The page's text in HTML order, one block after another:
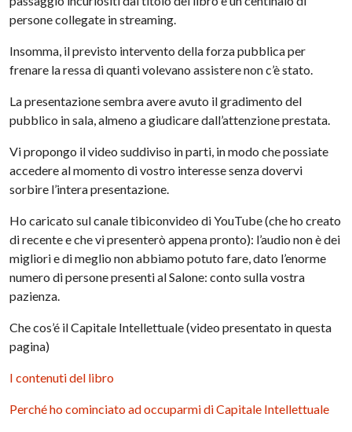
persone collegate in streaming.
Insomma, il previsto intervento della forza pubblica per
frenare la ressa di quanti volevano assistere non c’è stato.
La presentazione sembra avere avuto il gradimento del
pubblico in sala, almeno a giudicare dall’attenzione prestata.
Vi propongo il video suddiviso in parti, in modo che possiate
accedere al momento di vostro interesse senza dovervi
sorbire l’intera presentazione.
Ho caricato sul canale tibiconvideo di YouTube (che ho creato
di recente e che vi presenterò appena pronto): l’audio non è dei
migliori e di meglio non abbiamo potuto fare, dato l’enorme
numero di persone presenti al Salone: conto sulla vostra
pazienza.
Che cos’é il Capitale Intellettuale (video presentato in questa
pagina)
I contenuti del libro
Perché ho cominciato ad occuparmi di Capitale Intellettuale